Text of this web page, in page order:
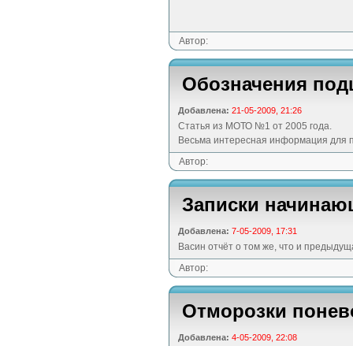
Автор:
Обозначения
Добавлена: 21-05-2009, 21:26
Статья из МОТО №1 от 2005 года.
Весьма интересная информация для
Автор:
Записки
Добавлена: 7-05-2009, 17:31
Васин отчёт о том же, что и
Автор:
Отморозки
Добавлена: 4-05-2009, 22:08